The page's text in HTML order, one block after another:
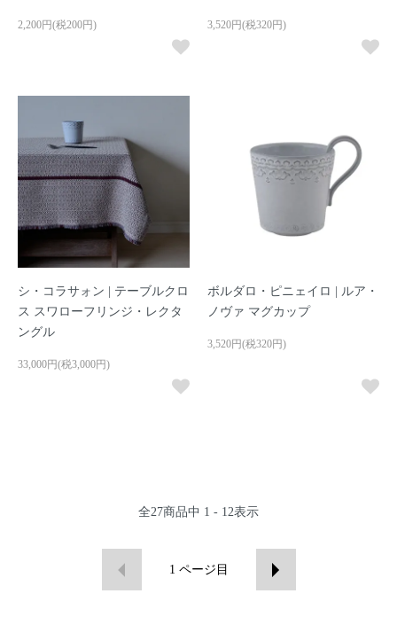
2,200円(税200円) 3,520円(税320円)
シ・コラサォン | テーブルクロ
ス スワローフリンジ・レクタ
ングル
33,000円(税3,000円)
ボルダロ・ピニェイロ | ルア・
ノヴァ マグカップ
3,520円(税320円)
全27商品中 1 - 12表示
1 ページ目